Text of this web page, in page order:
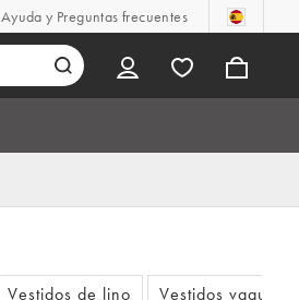
Ayuda y Preguntas frecuentes
Vestidos de lino Vestidos vaqueros